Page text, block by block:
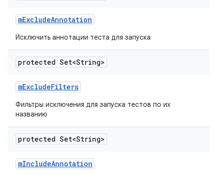
mExcludeAnnotation
Исключить аннотации теста для запуска
protected Set<String>
mExcludeFilters
Фильтры исключения для запуска тестов по их
названию
protected Set<String>
mIncludeAnnotation